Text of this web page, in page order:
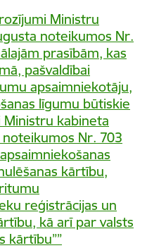
Ministru
noteikumos Nr.
prasībām, kas
pašvaldībai
apsaimniekotāju,
līgumu būtiskie
Ministru kabineta
Nr. 703
kārtību,
reģistrācijas un
kā arī par valsts
kārtību””